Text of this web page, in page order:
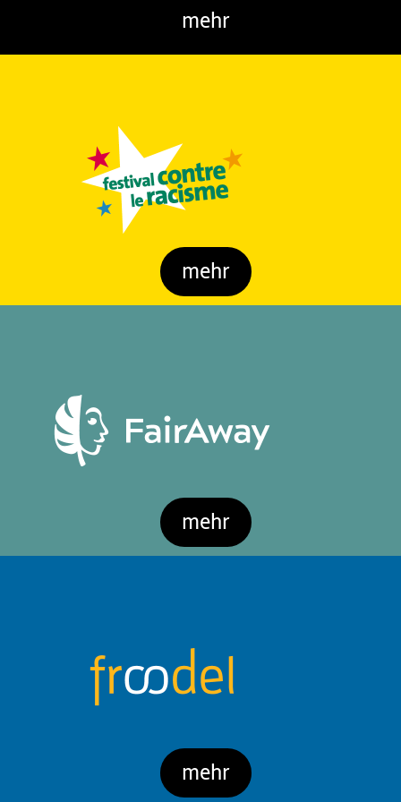
mehr
mehr
mehr
mehr